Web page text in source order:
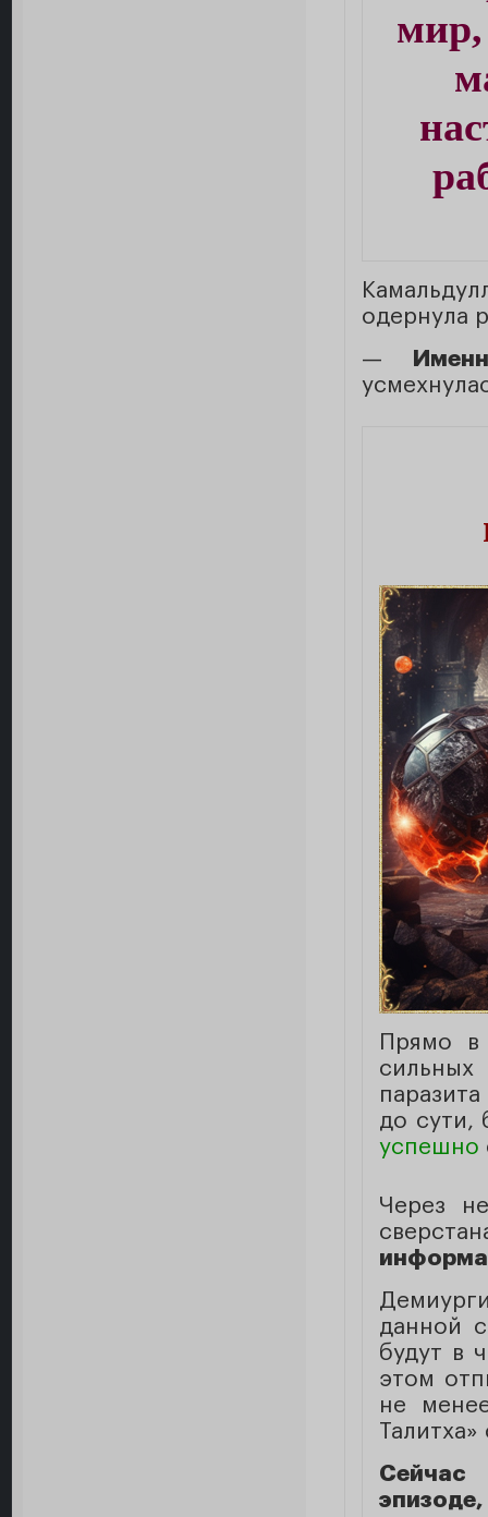
мир,
одернула
—
Прямо в
сильных
до сути,
успешно
Через
данной
будут в
этом
не